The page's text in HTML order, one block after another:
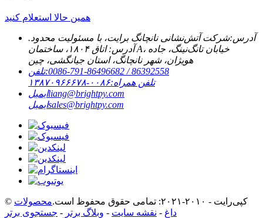
همین حالا استعلام کنید
آدرس:شرکت آتش‌نشانی نانچانگ برایت، با مسئولیت محدود.
آدرس: اتاق ۱۸۰۴، ساختمان A، خیابان تانگ‌نینگ، جاده
هویژان، شهر نانچانگ، استان جیانگشی، چین
تلفن:‎0086-791-86496682 / 86392558‎
تلفن همراه:۰۰۸۶-۱۳۸۷۰۹۶۶۶۷۸
ایمیلliang@brightpy.com
ایمیلsales@brightpy.com
© کپی‌رایت - ۲۰۱۰-۲۰۲۱: تمامی حقوق محفوظ است.
محصولات
داغ - نقشه سایت - وبلاگ برتر - جستجوی برتر